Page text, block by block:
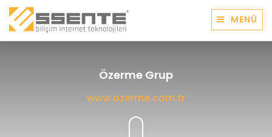
MENÜ
Özerme Grup
www.ozerme.com.tr